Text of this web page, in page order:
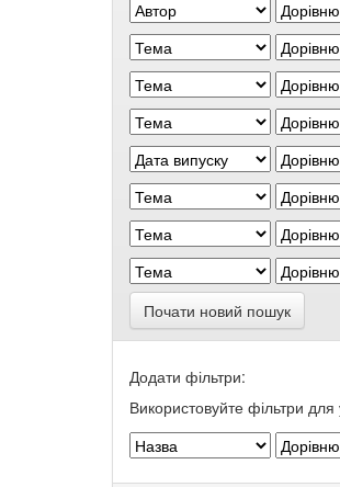
Почати новий пошук
Додати фільтри:
Використовуйте фільтри